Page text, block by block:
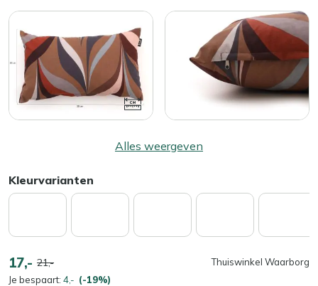
Alles weergeven
Kleurvarianten
17,- 21,-
Je bespaart: 4,- (-19%)
Thuiswinkel Waarborg